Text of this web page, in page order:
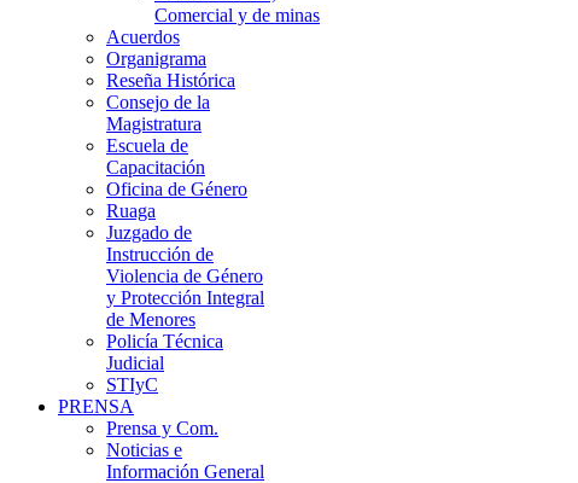
Comercial y de minas
Acuerdos
Organigrama
Reseña Histórica
Consejo de la
Magistratura
Escuela de
Capacitación
Oficina de Género
Ruaga
Juzgado de
Instrucción de
Violencia de Género
y Protección Integral
de Menores
Policía Técnica
Judicial
STIyC
PRENSA
Prensa y Com.
Noticias e
Información General